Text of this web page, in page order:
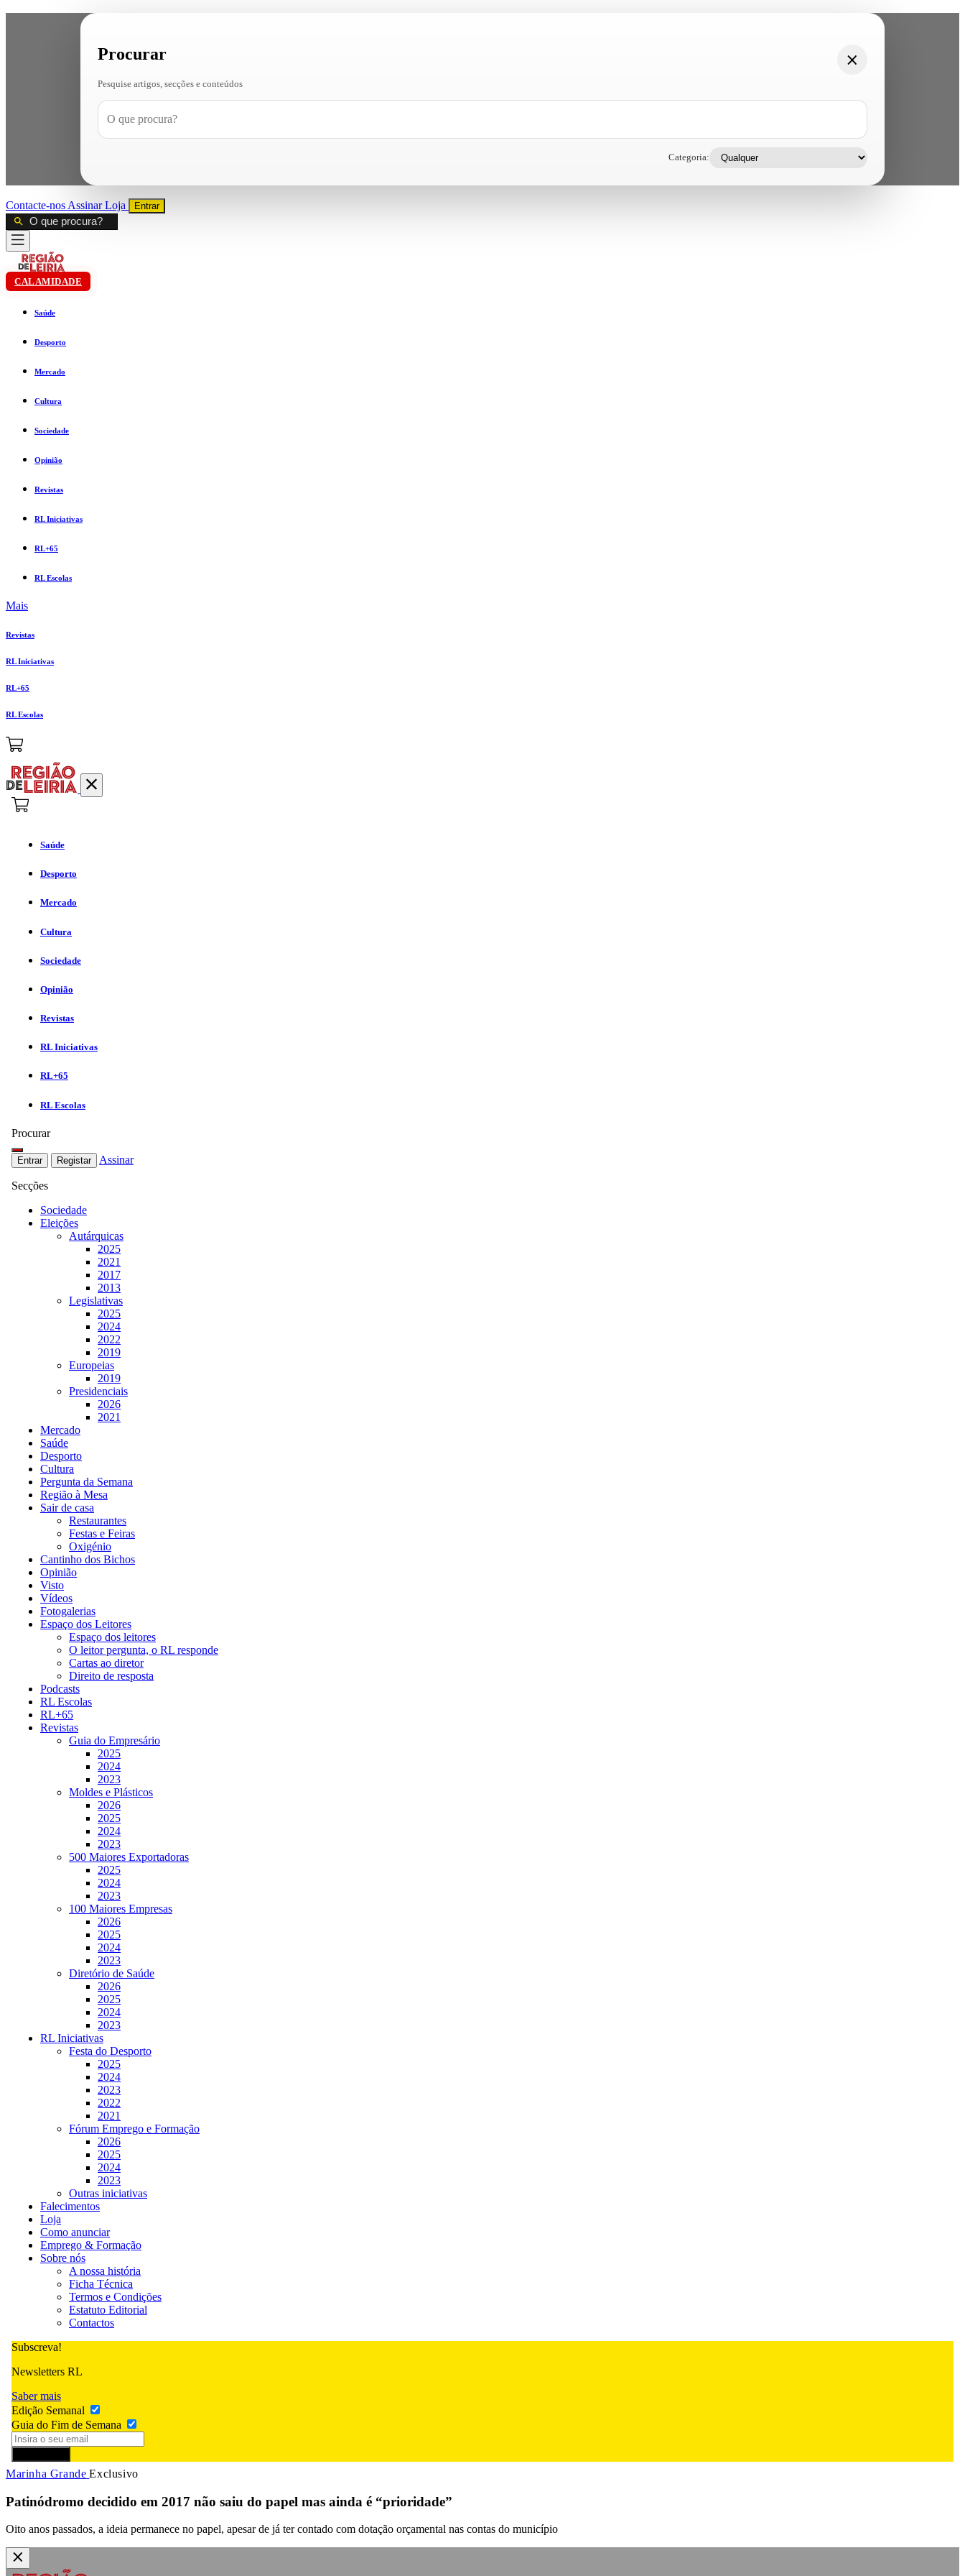
Procurar
Pesquise artigos, secções e conteúdos
Categoria:
Contacte-nos AssinarLoja Entrar
CALAMIDADE
Saúde
Desporto
Mercado
Cultura
Sociedade
Opinião
Revistas
RL Iniciativas
RL+65
RL Escolas
Mais
Revistas
RL Iniciativas
RL+65
RL Escolas
Saúde
Desporto
Mercado
Cultura
Sociedade
Opinião
Revistas
RL Iniciativas
RL+65
RL Escolas
Procurar
Entrar Registar Assinar
Secções
Sociedade
Eleições
Autárquicas
2025
2021
2017
2013
Legislativas
2025
2024
2022
2019
Europeias
2019
Presidenciais
2026
2021
Mercado
Saúde
Desporto
Cultura
Pergunta da Semana
Região à Mesa
Sair de casa
Restaurantes
Festas e Feiras
Oxigénio
Cantinho dos Bichos
Opinião
Visto
Vídeos
Fotogalerias
Espaço dos Leitores
Espaço dos leitores
O leitor pergunta, o RL responde
Cartas ao diretor
Direito de resposta
Podcasts
RL Escolas
RL+65
Revistas
Guia do Empresário
2025
2024
2023
Moldes e Plásticos
2026
2025
2024
2023
500 Maiores Exportadoras
2025
2024
2023
100 Maiores Empresas
2026
2025
2024
2023
Diretório de Saúde
2026
2025
2024
2023
RL Iniciativas
Festa do Desporto
2025
2024
2023
2022
2021
Fórum Emprego e Formação
2026
2025
2024
2023
Outras iniciativas
Falecimentos
Loja
Como anunciar
Emprego & Formação
Sobre nós
A nossa história
Ficha Técnica
Termos e Condições
Estatuto Editorial
Contactos
Subscreva!
Newsletters RL
Saber mais
Edição Semanal
Guia do Fim de Semana
Marinha Grande Exclusivo
Patinódromo decidido em 2017 não saiu do papel mas ainda é “prioridade”
Oito anos passados, a ideia permanece no papel, apesar de já ter contado com dotação orçamental nas contas do município